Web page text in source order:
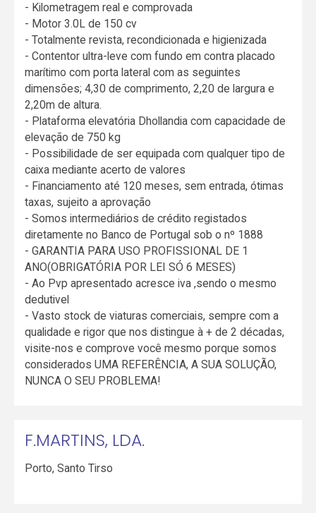
- Kilometragem real e comprovada
- Motor 3.0L de 150 cv
- Totalmente revista, recondicionada e higienizada
- Contentor ultra-leve com fundo em contra placado
marítimo com porta lateral com as seguintes
dimensões; 4,30 de comprimento, 2,20 de largura e
2,20m de altura.
- Plataforma elevatória Dhollandia com capacidade de
elevação de 750 kg
- Possibilidade de ser equipada com qualquer tipo de
caixa mediante acerto de valores
- Financiamento até 120 meses, sem entrada, ótimas
taxas, sujeito a aprovação
- Somos intermediários de crédito registados
diretamente no Banco de Portugal sob o nº 1888
- GARANTIA PARA USO PROFISSIONAL DE 1
ANO(OBRIGATÓRIA POR LEI SÓ 6 MESES)
- Ao Pvp apresentado acresce iva ,sendo o mesmo
dedutivel
- Vasto stock de viaturas comerciais, sempre com a
qualidade e rigor que nos distingue à + de 2 décadas,
visite-nos e comprove você mesmo porque somos
considerados UMA REFERÊNCIA, A SUA SOLUÇÃO,
NUNCA O SEU PROBLEMA!
F.MARTINS, LDA.
Porto,Santo Tirso